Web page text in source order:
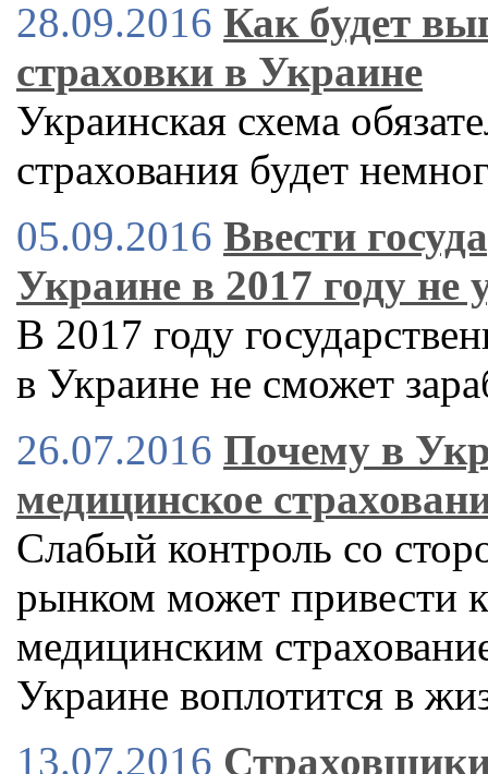
28.09.2016 Как будет
страховки в Украине
Украинская схема
страхования будет
05.09.2016 Ввести
Украине в 2017 году не
В 2017 году
в Украине не сможет
26.07.2016 Почему в
медицинское
Слабый контроль со
рынком может привести
медицинским
Украине воплотится в
13.07.2016